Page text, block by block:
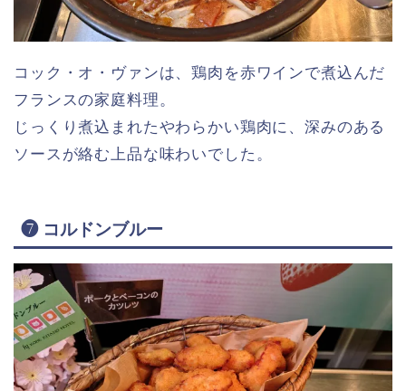
コック・オ・ヴァンは、鶏肉を赤ワインで煮込んだ
フランスの家庭料理。
じっくり煮込まれたやわらかい鶏肉に、深みのある
ソースが絡む上品な味わいでした。
❼ コルドンブルー